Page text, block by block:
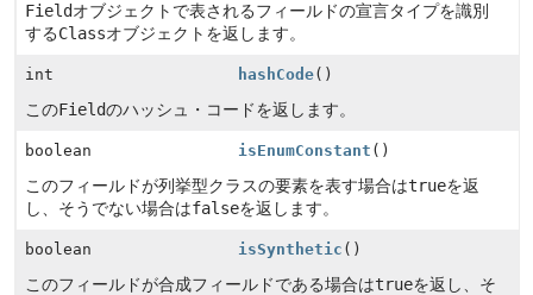
Fieldオブジェクトで表されるフィールドの宣言タイプを識別
するClassオブジェクトを返します。
int hashCode()
このFieldのハッシュ・コードを返します。
boolean isEnumConstant ()
このフィールドが列挙型クラスの要素を表す場合はtrueを返
し、そうでない場合はfalseを返します。
boolean isSynthetic ()
このフィールドが合成フィールドである場合はtrueを返し、そ